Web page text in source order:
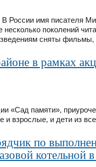
России имя писателя
поколений
сняты
в рамках
«Сад памяти»,
и взрослые, и дети из
по
котельной